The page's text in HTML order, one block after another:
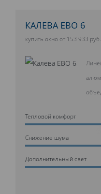
КАЛЕВА ЕВО 6
купить окно от 153 933 руб.
Тепловой комфорт
Cнижение шума
Дополнительный свет